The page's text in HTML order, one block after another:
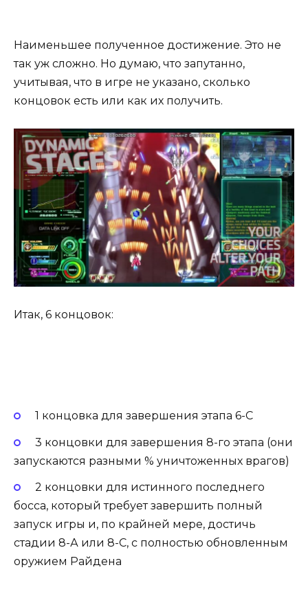
Наименьшее полученное достижение. Это не
так уж сложно. Но думаю, что запутанно,
учитывая, что в игре не указано, сколько
концовок есть или как их получить.
Итак, 6 концовок:
1 концовка для завершения этапа 6-С
3 концовки для завершения 8-го этапа (они
запускаются разными % уничтоженных врагов)
2 концовки для истинного последнего
босса, который требует завершить полный
запуск игры и, по крайней мере, достичь
стадии 8-А или 8-С, с полностью обновленным
оружием Райдена